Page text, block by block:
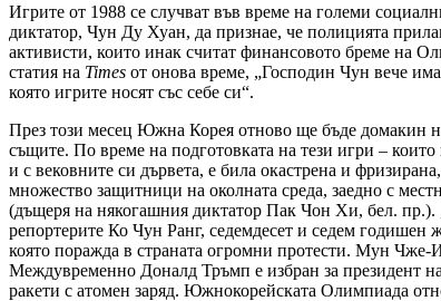
Игрите от 1988 се случват във време на големи
диктатор, Чун Ду Хуан, да признае, че полицията
активисти, които инак считат финансовото бреме на
статия на Times от онова време, „Господин Чун вече
която игрите носят със себе си“.
През този месец Южна Корея отново ще бъде домакин
същите. По време на подготовката на тези игри –
и с вековните си дървета, е била окастрена и
множество защитници на околната среда, заедно с
(дъщеря на някогашния диктатор Пак Чон Хи, бел. пр.).
репортерите Ко Чун Ранг, седемдесет и седем
която поражда в страната огромни протести. Мун Чже-
Междувременно Доналд Тръмп е избран за президент
ракети с атомен заряд. Южнокорейската Олимпиада